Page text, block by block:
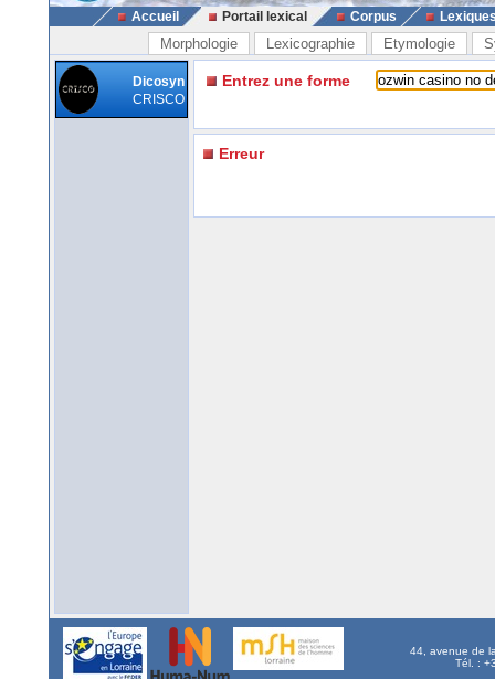
Accueil Portail lexical Corpus
Morphologie Lexicographie Etymologie
Dicosyn
CRISCO
Entrez une forme
Erreur
44, avenue de
Tél. :